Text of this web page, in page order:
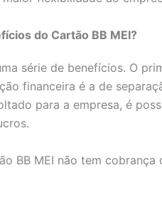
do Cartão BB MEI?
série de benefícios. O
financeira é a de
para a empresa, é
BB MEI não tem